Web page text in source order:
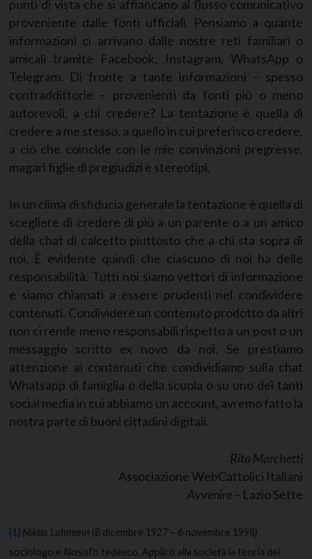
punti di vista che si affiancano al flusso comunicativo
proveniente dalle fonti ufficiali. Pensiamo a quante
informazioni ci arrivano dalle nostre reti familiari o
amicali tramite Facebook, Instagram, WhatsApp o
Telegram. Di fronte a tante informazioni – spesso
contraddittorie – provenienti da fonti più o meno
autorevoli, a chi credere? La tentazione è quella di
credere a me stesso, a quello in cui preferisco credere,
a ciò che coincide con le mie convinzioni pregresse,
magari figlie di pregiudizi e stereotipi.
In un clima di sfiducia generale la tentazione è quella di
scegliere di credere di più a un parente o a un amico
della chat di calcetto piuttosto che a chi sta sopra di
noi. È evidente quindi che ciascuno di noi ha delle
responsabilità. Tutti noi siamo vettori di informazione
e siamo chiamati a essere prudenti nel condividere
contenuti. Condividere un contenuto prodotto da altri
non ci rende meno responsabili rispetto a un post o un
messaggio scritto ex novo da noi. Se prestiamo
attenzione ai contenuti che condividiamo sulla chat
Whatsapp di famiglia o della scuola o su uno dei tanti
social media in cui abbiamo un account, avremo fatto la
nostra parte di buoni cittadini digitali.
Rita Marchetti
Associazione WebCattolici Italiani
Avvenire– Lazio Sette
[1] Niklas Luhmann (8 dicembre 1927 – 6 novembre 1998)
sociologo e filosofo tedesco. Applicò alla società la teoria dei